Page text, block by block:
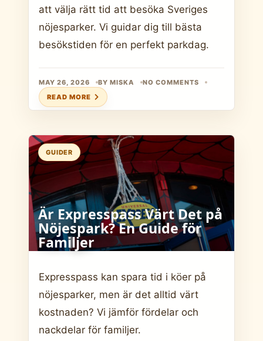
att välja rätt tid att besöka Sveriges
nöjesparker. Vi guidar dig till bästa
besökstiden för en perfekt parkdag.
MAY 26, 2026 BY MISKA
NO COMMENTS
READ MORE
GUIDER
Är Expresspass Värt Det på
Nöjespark? En Guide för
Familjer
Expresspass kan spara tid i köer på
nöjesparker, men är det alltid värt
kostnaden? Vi jämför fördelar och
nackdelar för familjer.